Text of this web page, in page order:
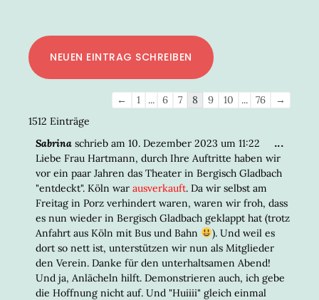
Navigation
← 1 ... 6 7 8 9 10 ... 76
→
1512 Einträge
Sabrina schrieb am 10. Dezember 2023 um 11:22
Liebe Frau Hartmann, durch Ihre Auftritte haben wir
vor ein paar Jahren das Theater in Bergisch Gladbach
"entdeckt". Köln war ausverkauft. Da wir selbst am
Freitag in Porz verhindert waren, waren wir froh, dass
es nun wieder in Bergisch Gladbach geklappt hat (trotz
Anfahrt aus Köln mit Bus und Bahn
). Und weil es
dort so nett ist, unterstützen wir nun als Mitglieder
den Verein. Danke für den unterhaltsamen Abend!
Und ja, Anlächeln hilft. Demonstrieren auch, ich gebe
die Hoffnung nicht auf. Und "Huiiii" gleich einmal
...DIESE